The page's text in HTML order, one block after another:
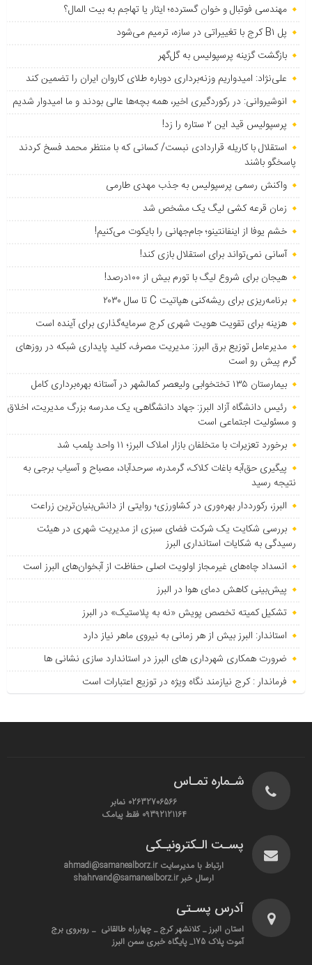
مهندسی فوتبال و خوان گسترده؛ ایثار یا تهاجم به بیت المال؟
پل B۱ کرج با تغییراتی در سازه، ترمیم می‌شود
بازگشت گزینه پرسپولیس به ‌گل‌گهر
علی‌نژاد: امیدواریم وزنه‌برداری دوباره طلای کاروان ایران را تضمین کند
انوشیروانی: در رکوردگیری اخیر، همه بچه‌ها عالی بودند و ما امیدوار شدیم
پرسپولیس قید این ۲ ستاره را زد!
استقلال با کاریله قراردادی نبست/ کسانی که با منتظر محمد فسخ کردند
پاسخگو باشند
واکنش رسمی پرسپولیس به جذب مهدی طارمی
زمان قرعه کشی لیگ یک مشخص شد
خشم یوفا از اینفانتینو؛ جام‌جهانی را بایکوت می‌کنیم!
آسانی نمی‌تواند برای استقلال بازی کند!
هیجان برای شروع لیگ با تورم بیش از ۱۰۰درصد!
برنامه‌ریزی برای ریشه‌کنی هپاتیت C تا سال ۲۰۳۰
هزینه برای تقویت هویت شهری کرج سرمایه‌گذاری برای آینده است
مدیرعامل توزیع برق البرز: مدیریت مصرف، کلید پایداری شبکه در روزهای
گرم پیش رو است
بیمارستان ۱۳۵ تختخوابی ولیعصر کمالشهر در آستانه بهره‌برداری کامل
رئیس دانشگاه آزاد البرز: جهاد دانشگاهی، یک مدرسه بزرگ مدیریت، اخلاق
و مسئولیت اجتماعی است
برخورد تعزیرات با متخلفان بازار املاک البرز؛ ۱۱ واحد پلمب شد
پیگیری حق‌آبه باغات کلاک، گرمدره، سرحدآباد، مصباح و آسیاب برجی به
نتیجه رسید
البرز، رکورددار بهره‌وری در کشاورزی؛ روایتی از دانش‌بنیان‌ترین زراعت
بررسی شکایت یک شرکت فضای سبزی از مدیریت شهری در هیئت
رسیدگی به شکایات استانداری البرز
انسداد چاه‌های غیرمجاز اولویت اصلی حفاظت از آبخوان‌های البرز است
پیش‌بینی کاهش دمای هوا در البرز
تشکیل کمیته تخصص پویش «نه به پلاستیک» در البرز
استاندار: البرز بیش از هر زمانی به نیروی ماهر نیاز دارد
ضرورت همکاری شهرداری های البرز در استاندارد سازی نشانی ها
فرماندار : کرج نیازمند نگاه ویژه در توزیع اعتبارات است
شـماره تمـاس
02632706566 نمابر
09392121164 فقط پیامک
پسـت الـکترونیـکی
ارتباط با مدیرسایت ahmadi@samanealborz.ir
ارسال خبر shahrvand@samanealborz.ir
آدرس پسـتی
استان البرز _ کلانشهر کرج _ چهارراه طالقانی _ روبروی برج
آموت پلاک 175_ پایگاه خبری سمن البرز